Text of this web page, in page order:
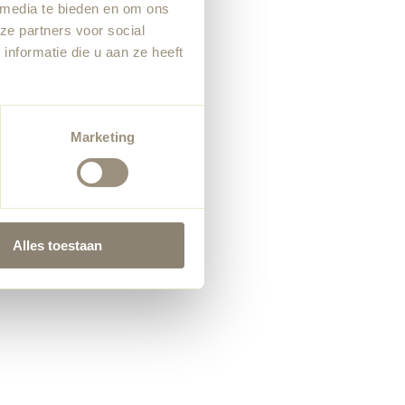
te bieden en om ons
partners voor social
die u aan ze heeft
Marketing
Alles toestaan